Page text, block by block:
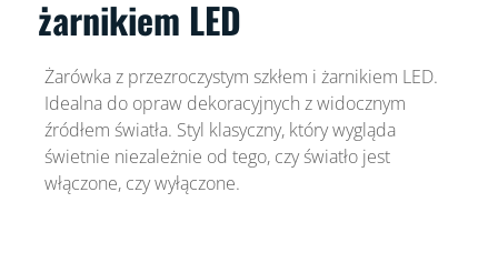
żarnikiem LED
Żarówka z przezroczystym szkłem i żarnikiem LED.
Idealna do opraw dekoracyjnych z widocznym
źródłem światła. Styl klasyczny, który wygląda
świetnie niezależnie od tego, czy światło jest
włączone, czy wyłączone.